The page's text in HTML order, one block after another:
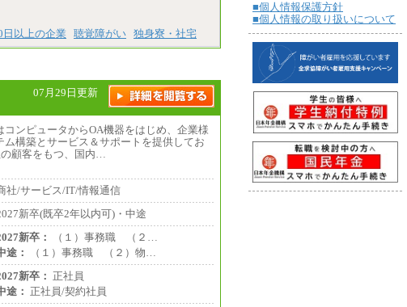
記は新卒採用の給与です。経験者採用の場
、下記を再下限としてご経験に応じた金額
1）【正社員】一般事務職種（CS職）：月
給255,000円（大学卒）
（2）【正社員】総合職：月給300,000円（大
卒）
試用期間も同額
日以上の企業 聴覚障がい 独身寮・社宅
07月29日更新
コンピュータからOA機器をはじめ、企業様
ム構築とサービス＆サポートを提供してお
顧客をもつ、国内…
社/サービス/IT/情報通信
新卒(既卒2年以内可)・中途
新卒：
（１）事務職 （２…
途：
（１）事務職 （２）物…
新卒： 正社員
途： 正社員/契約社員
■個人情報保護方針
■個人情報の取り扱いについて